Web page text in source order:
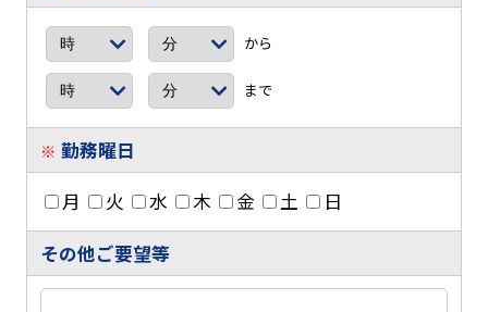
から
まで
※ 勤務曜日
月
火 水 木 金 土
日
その他ご要望等